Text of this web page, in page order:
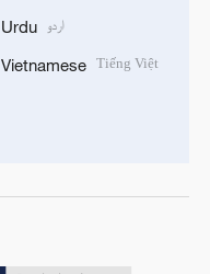
Urdu اردو
Vietnamese Tiếng Việt